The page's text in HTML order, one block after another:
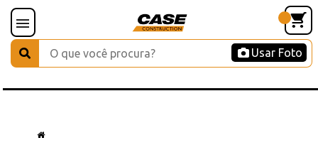
Usar Foto